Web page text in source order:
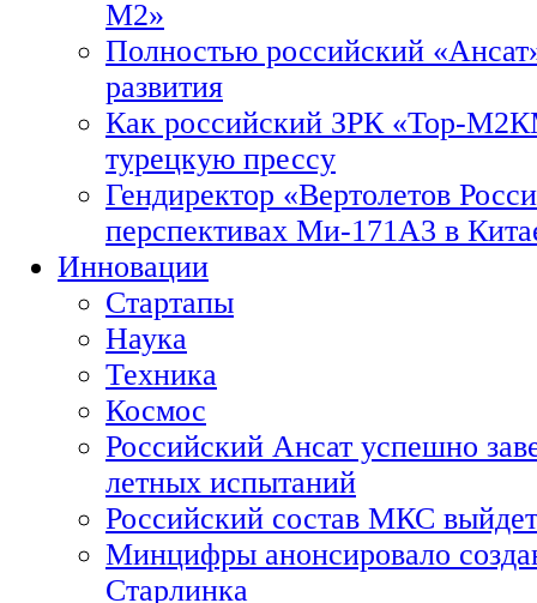
М2»
Полностью российский
развития
Как российский ЗРК «Тор-
турецкую прессу
Гендиректор «Вертолетов
перспективах Ми-171А3 в
Инновации
Стартапы
Наука
Техника
Космос
Российский Ансат успешно
летных испытаний
Российский состав МКС
Минцифры анонсировало
Старлинка